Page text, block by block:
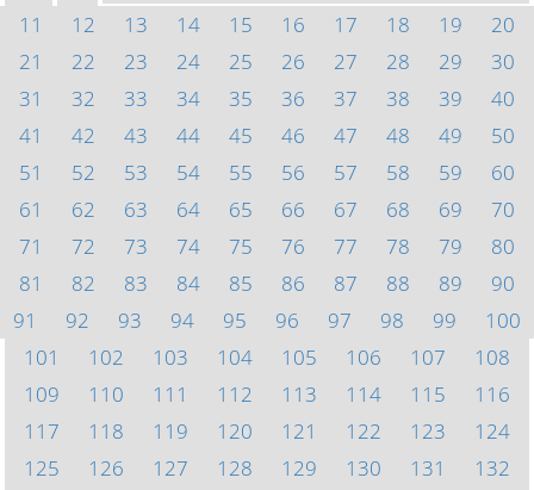
11
12 13 14 15 16 17 18 19
20
21
22 23 24 25 26 27 28 29
30
31
32 33 34 35 36 37 38 39
40
41
42 43 44 45 46 47 48 49
50
51
52 53 54 55 56 57 58 59
60
61
62 63 64 65 66 67 68 69
70
71
72 73 74 75 76 77 78 79
80
81
82 83 84 85 86 87 88 89
90
91
92 93 94 95 96 97 98 99
100
101
102 103 104 105 106 107
108
109
110 111 112 113 114 115
116
117
118 119 120 121 122 123
124
125
126 127 128 129 130 131
132